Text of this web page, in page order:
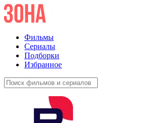
Фильмы
Сериалы
Подборки
Избранное